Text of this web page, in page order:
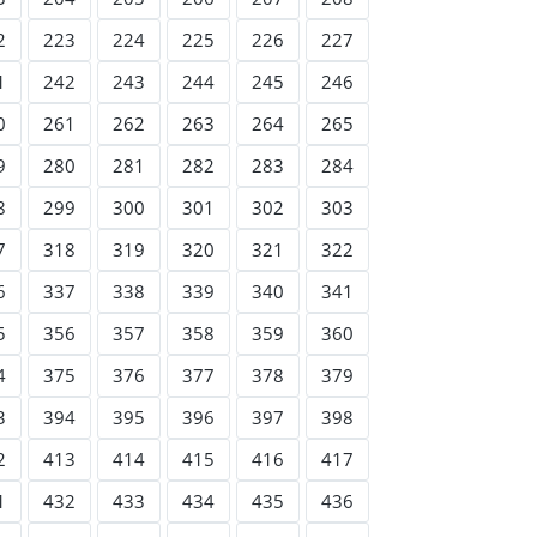
223 224 225 226
227
242 243 244 245
246
261 262 263 264
265
280 281 282 283
284
299 300 301 302
303
318 319 320 321
322
337 338 339 340
341
356 357 358 359
360
375 376 377 378
379
394 395 396 397
398
413 414 415 416
417
432 433 434 435
436